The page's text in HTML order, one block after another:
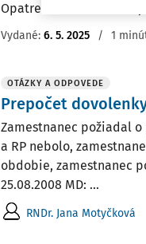
Opatrenia sa
Vydané: 6. 5. 2025 / 1
OTÁZKY A ODPOVEDE
Prepočet
Zamestnanec požiadal
a RP nebolo,
obdobie, zamestnanec
25.08.2008 MD: ...
RNDr. Jana Motyčková